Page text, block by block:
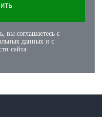
вы соглашаетесь с
данных и с
сайта